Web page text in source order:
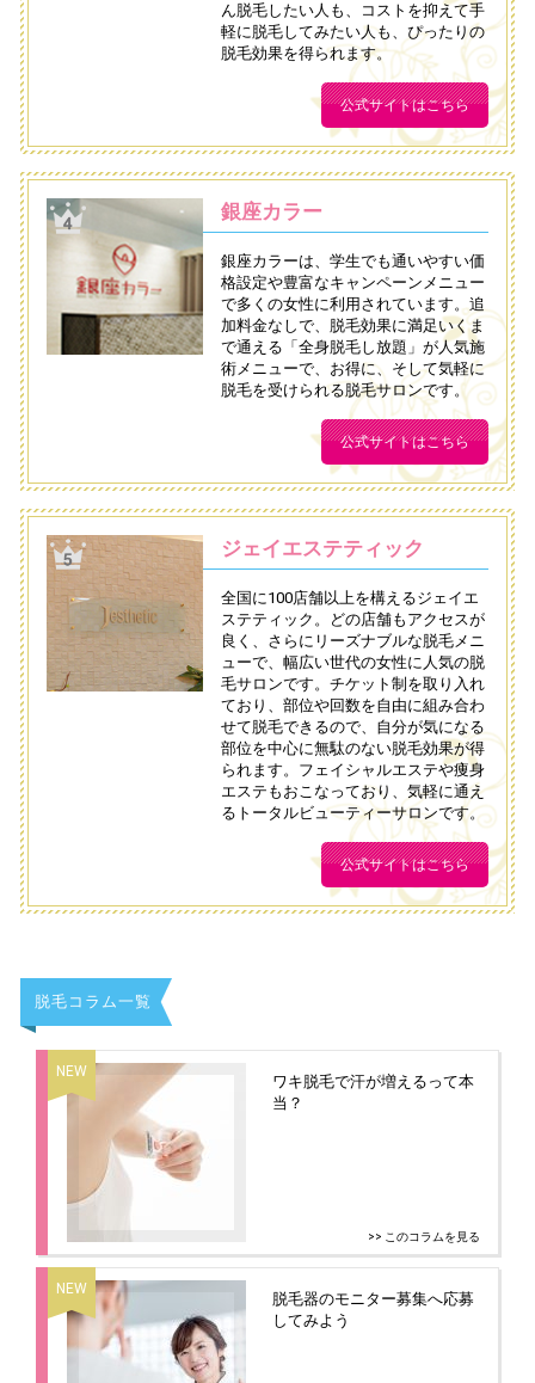
ん脱毛したい人も、コストを抑えて手
軽に脱毛してみたい人も、ぴったりの
脱毛効果を得られます。
公式サイトはこちら
銀座カラー
銀座カラーは、学生でも通いやすい価
格設定や豊富なキャンペーンメニュー
で多くの女性に利用されています。追
加料金なしで、脱毛効果に満足いくま
で通える「全身脱毛し放題」が人気施
術メニューで、お得に、そして気軽に
脱毛を受けられる脱毛サロンです。
公式サイトはこちら
ジェイエステティック
全国に100店舗以上を構えるジェイエ
ステティック。どの店舗もアクセスが
良く、さらにリーズナブルな脱毛メニ
ューで、幅広い世代の女性に人気の脱
毛サロンです。チケット制を取り入れ
ており、部位や回数を自由に組み合わ
せて脱毛できるので、自分が気になる
部位を中心に無駄のない脱毛効果が得
られます。フェイシャルエステや痩身
エステもおこなっており、気軽に通え
るトータルビューティーサロンです。
公式サイトはこちら
脱毛コラム一覧
ワキ脱毛で汗が増えるって本
当？
>> このコラムを見る
脱毛器のモニター募集へ応募
してみよう